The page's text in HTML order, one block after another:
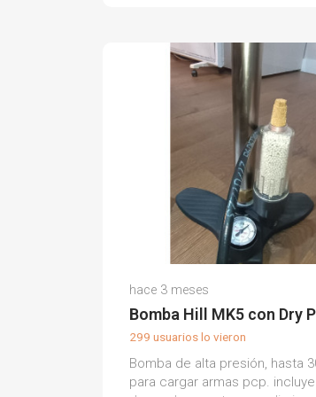
(0)
hace 3 meses
Bomba Hill MK5 con Dry
299 usuarios lo vieron
Bomba de alta presión, hasta
para cargar armas pcp.